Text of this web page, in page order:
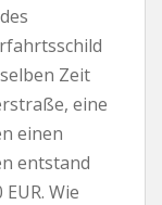
Zeit
eine
einen
entstand
Wie